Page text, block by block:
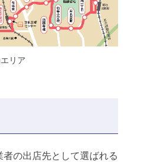
リア
の出店先として選ばれる